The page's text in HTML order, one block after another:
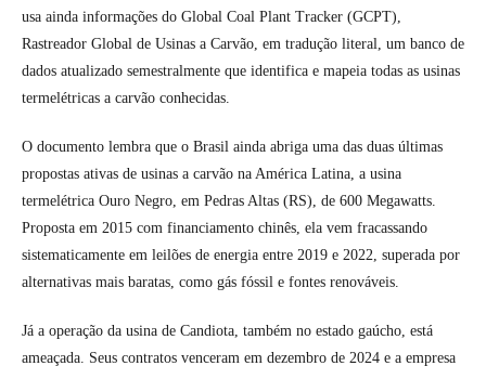
usa ainda informações do Global Coal Plant Tracker (GCPT),
Rastreador Global de Usinas a Carvão, em tradução literal, um banco de
dados atualizado semestralmente que identifica e mapeia todas as usinas
termelétricas a carvão conhecidas.
O documento lembra que o Brasil ainda abriga uma das duas últimas
propostas ativas de usinas a carvão na América Latina, a usina
termelétrica Ouro Negro, em Pedras Altas (RS), de 600 Megawatts.
Proposta em 2015 com financiamento chinês, ela vem fracassando
sistematicamente em leilões de energia entre 2019 e 2022, superada por
alternativas mais baratas, como gás fóssil e fontes renováveis.
Já a operação da usina de Candiota, também no estado gaúcho, está
ameaçada. Seus contratos venceram em dezembro de 2024 e a empresa